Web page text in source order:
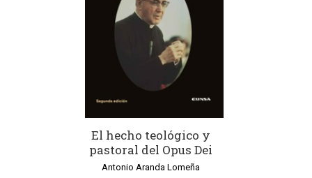
El hecho teológico y
pastoral del Opus Dei
Antonio Aranda Lomeña